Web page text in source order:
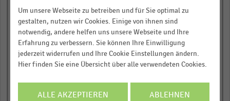
displaying
Angaben
der
Online-
Shops
Prozent.
Debitkarten
© Handelsdaten 2026
End
interactive
chart
Um unsere Webseite zu betreiben und für Sie optimal zu
gestalten, nutzen wir Cookies. Einige von ihnen sind
notwendig, andere helfen uns unsere Webseite und Ihre
Erfahrung zu verbessern. Sie können Ihre Einwilligung
jederzeit widerrufen und Ihre Cookie Einstellungen ändern.
Hier finden Sie eine Übersicht über alle verwendeten Cookies.
ALLE AKZEPTIEREN ABLEHNEN